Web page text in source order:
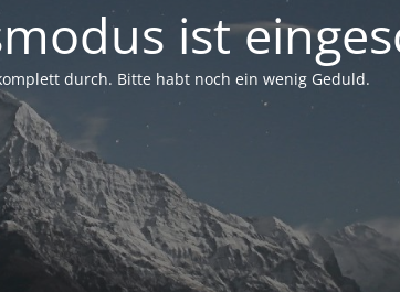
ist
durch. Bitte habt noch ein wenig Geduld.